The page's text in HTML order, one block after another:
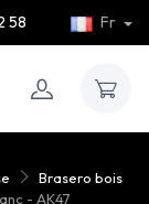
58 Fr
Brasero bois
- AK47